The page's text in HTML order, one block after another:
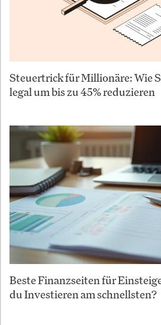
Steuertrick für Millionäre: Wie
legal um bis zu 45% reduzieren
Beste Finanzseiten für
du Investieren am schnellsten?